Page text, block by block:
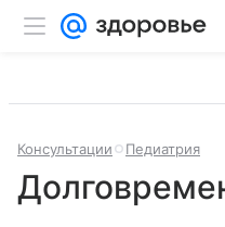
Консультации Педиатрия